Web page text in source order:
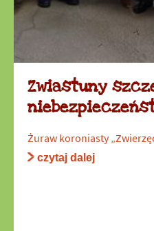
Zwiastuny
Żuraw koroniasty
czytaj dalej